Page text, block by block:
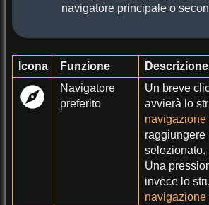
navigatore principale o
Icona Funzione
Descrizione
Navigatore
preferito
Un breve
avvierà lo
navigazione
raggiungere
selezionato.
Una
invece lo
navigazione